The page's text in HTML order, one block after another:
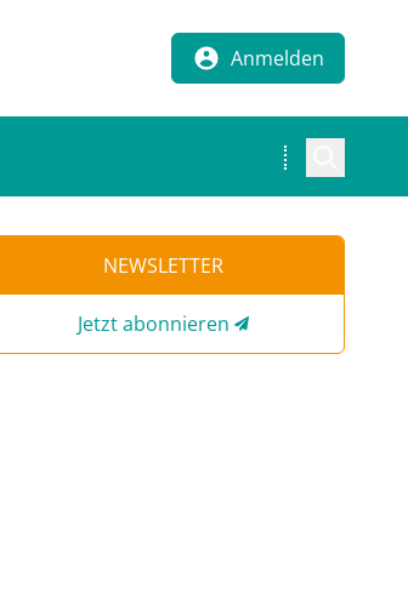
Anmelden
NEWSLETTER
Jetzt abonnieren